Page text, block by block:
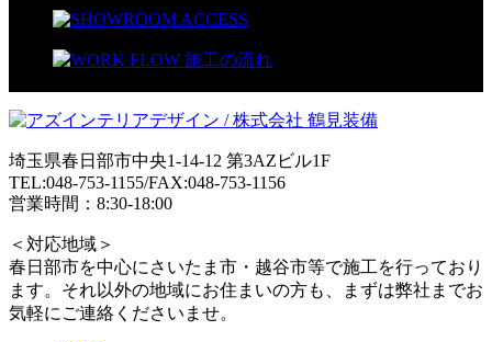
埼玉県春日部市中央1-14-12 第3AZビル1F
TEL:048-753-1155/FAX:048-753-1156
営業時間：8:30-18:00
＜対応地域＞
春日部市を中心にさいたま市・越谷市等で施工を行っており
ます。それ以外の地域にお住まいの方も、まずは弊社までお
気軽にご連絡くださいませ。